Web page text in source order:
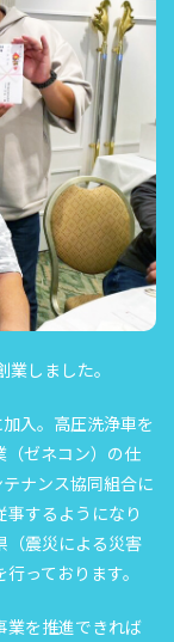
しました。
入。高圧洗浄車を
（ゼネコン）の仕
ナンス協同組合に
するようになり
（震災による災害
っております。
業を推進できれば